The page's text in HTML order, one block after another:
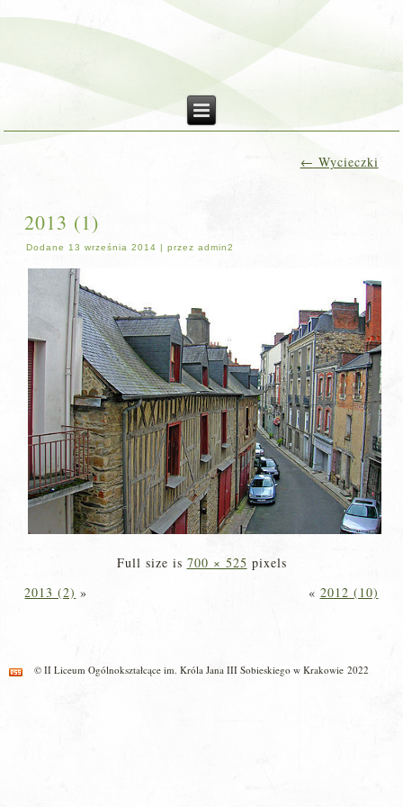
← Wycieczki
2013 (1)
Dodane 13 września 2014 |przez admin2
Full size is 700 × 525 pixels
2013 (2) » « 2012 (10)
© II Liceum Ogólnokształcące im. Króla Jana III Sobieskiego w Krakowie 2022